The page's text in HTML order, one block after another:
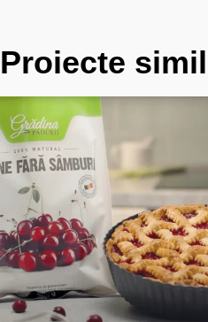
Proiecte